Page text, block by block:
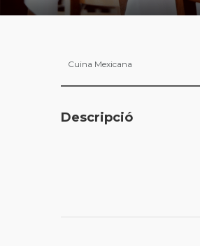
Cuina Mexicana
Descripció